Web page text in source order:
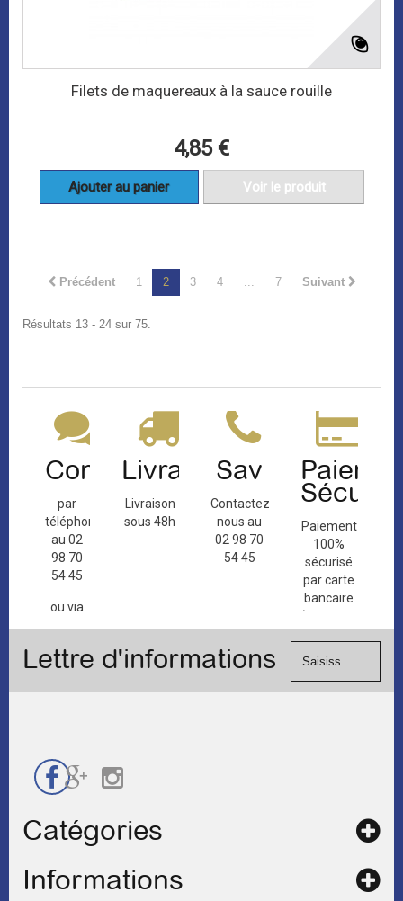
Filets de maquereaux à la sauce rouille
4,85 €
Ajouter au panier Voir le produit
Précédent 1 2 3 4 ... 7 Suivant
Résultats 13 - 24 sur 75.
Contact
par
téléphone
au 02
98 70
54 45
ou via
de
Livraison
Livraison
sous 48h
Sav
Contactez-
nous au
02 98 70
54 45
Paiement
100%
sécurisé
par carte
bancaire
(Mastercard,
Visa, ...) et
Lettre d'informations
Catégories
Informations